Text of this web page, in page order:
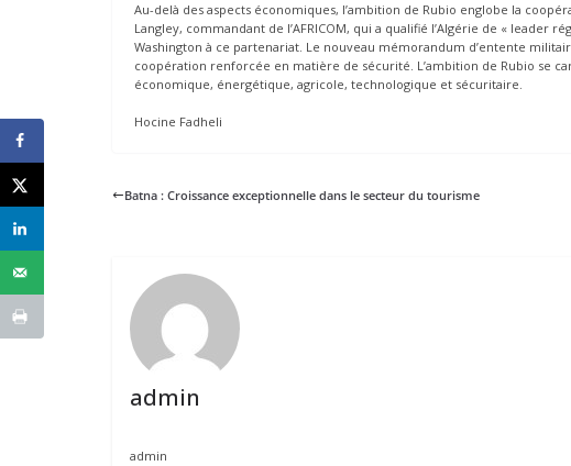
Au-delà des aspects économiques, l’ambition de Rubio englobe la
Langley, commandant de l’AFRICOM, qui a qualifié l’Algérie de « leader
Washington à ce partenariat. Le nouveau mémorandum d’entente
coopération renforcée en matière de sécurité. L’ambition de Rubio se
économique, énergétique, agricole, technologique et sécuritaire.
Hocine Fadheli
Batna : Croissance exceptionnelle dans le secteur du tourisme
admin
admin